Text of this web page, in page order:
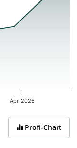
Apr. 2026
Profi-Chart